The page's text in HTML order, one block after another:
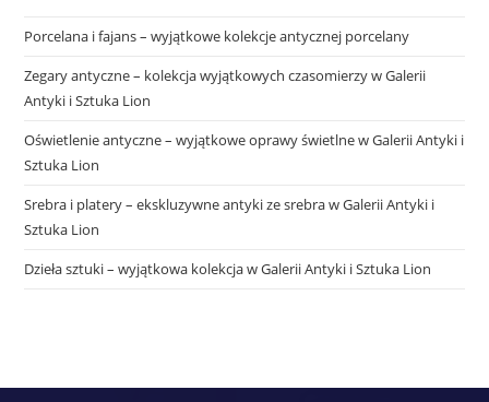
Porcelana i fajans – wyjątkowe kolekcje antycznej porcelany
Zegary antyczne – kolekcja wyjątkowych czasomierzy w Galerii
Antyki i Sztuka Lion
Oświetlenie antyczne – wyjątkowe oprawy świetlne w Galerii Antyki i
Sztuka Lion
Srebra i platery – ekskluzywne antyki ze srebra w Galerii Antyki i
Sztuka Lion
Dzieła sztuki – wyjątkowa kolekcja w Galerii Antyki i Sztuka Lion